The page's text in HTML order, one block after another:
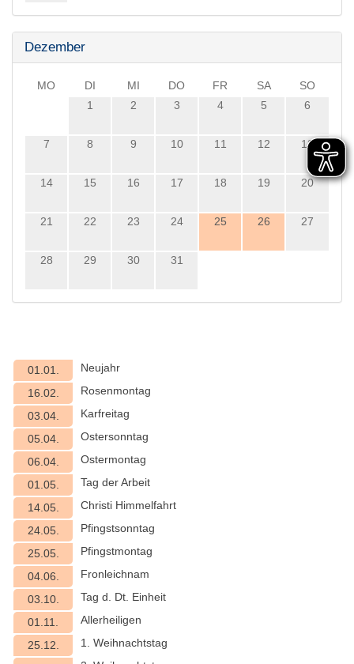
Dezember
MO DI MI DO FR SA
SO
1
2 3 4 5 6
7 8 9 10 11 12 13
14 15 16 17 18 19 20
21 22 23 24 25 26 27
28 29 30 31
01.01.
Neujahr
16.02.
Rosenmontag
03.04.
Karfreitag
05.04.
Ostersonntag
06.04.
Ostermontag
01.05.
Tag der Arbeit
14.05.
Christi Himmelfahrt
24.05.
Pfingstsonntag
25.05.
Pfingstmontag
04.06.
Fronleichnam
03.10.
Tag d. Dt. Einheit
01.11.
Allerheiligen
25.12.
1. Weihnachtstag